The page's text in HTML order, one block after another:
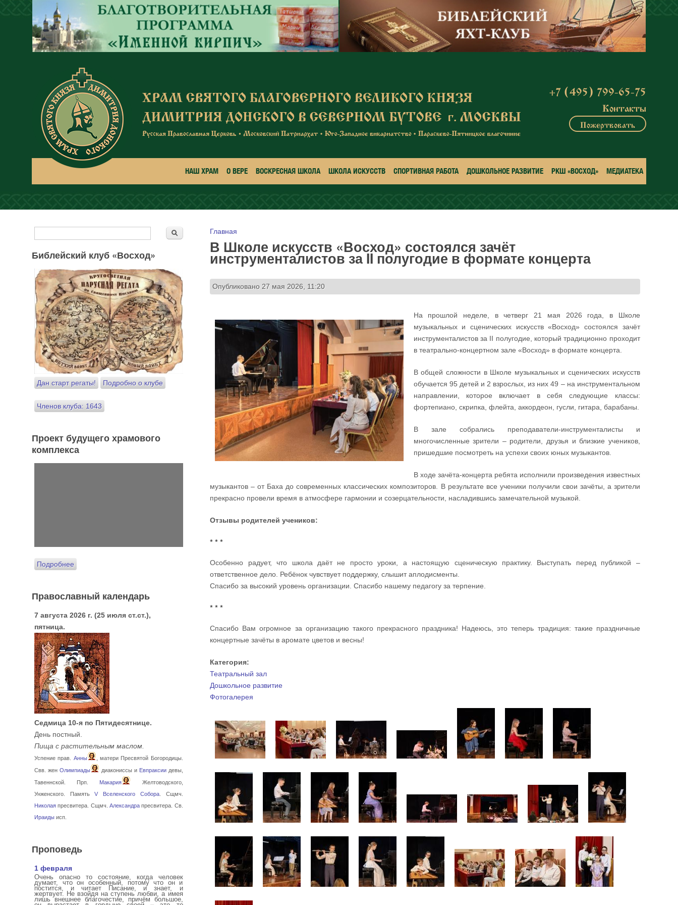
Перейти к основному содержанию
+7 (495) 799-65-75
Контакты
Пожертвовать
НАШ ХРАМ О ВЕРЕ ВОСКРЕСНАЯ ШКОЛА ШКОЛА ИСКУССТВ СПОРТИВНАЯ РАБОТА ДОШКОЛЬНОЕ РАЗВИТИЕ РКШ «ВОСХОД» МЕДИАТЕКА
Вы здесь
Главная
В Школе искусств «Восход» состоялся зачёт
инструменталистов за II полугодие в формате концерта
Опубликовано 27 мая 2026, 11:20
На прошлой неделе, в четверг 21 мая 2026 года, в Школе
музыкальных и сценических искусств «Восход» состоялся зачёт
инструменталистов за II полугодие, который традиционно проходит
в театрально-концертном зале «Восход» в формате концерта.
В общей сложности в Школе музыкальных и сценических искусств
обучается 95 детей и 2 взрослых, из них 49 – на инструментальном
направлении, которое включает в себя следующие классы:
фортепиано, скрипка, флейта, аккордеон, гусли, гитара, барабаны.
В зале собрались преподаватели-инструменталисты и
многочисленные зрители – родители, друзья и близкие учеников,
пришедшие посмотреть на успехи своих юных музыкантов.
В ходе зачёта-концерта ребята исполнили произведения известных
музыкантов – от Баха до современных классических композиторов. В результате все ученики получили свои зачёты, а зрители
прекрасно провели время в атмосфере гармонии и созерцательности, насладившись замечательной музыкой.
Отзывы родителей учеников:
* * *
Особенно радует, что школа даёт не просто уроки, а настоящую сценическую практику. Выступать перед публикой –
ответственное дело. Ребёнок чувствует поддержку, слышит аплодисменты.
Спасибо за высокий уровень организации. Спасибо нашему педагогу за терпение.
* * *
Спасибо Вам огромное за организацию такого прекрасного праздника! Надеюсь, это теперь традиция: такие праздничные
концертные зачёты в аромате цветов и весны!
Категория:
Театральный зал
Дошкольное развитие
Фотогалерея
Форма поиска
Библейский клуб «Восход»
Дан старт регаты! Подробно о клубе
Членов клуба: 1643
Проект будущего храмового
комплекса
Подробнее
Православный календарь
7 августа 2026 г. (25 июля ст.ст.),
пятница.
Седмица 10-я по Пятидесятнице.
День постный.
Пища с растительным маслом.
Успение прав. Анны
, матери Пресвятой Богородицы.
Свв. жен Олимпиады диакониссы и Евпраксиидевы,
Тавеннской. Прп. Макария
Желтоводского,
Унженского. ПамятьV Вселенского Собора. Сщмч.
Николая пресвитера. Сщмч. Александрапресвитера. Св.
Ираиды исп.
Проповедь
1 февраля
Очень опасно то состояние, когда человек
думает, что он особенный, потому что он и
постится, и читает Писание, и знает, и
жертвует. Не взойдя на ступень любви, а имея
лишь внешнее благочестие, причём большое,